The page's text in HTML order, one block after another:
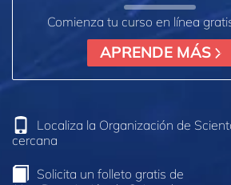
Comienza tu curso en línea
APRENDE MÁS
Localiza la Organización de
cercana
Solicita un folleto gratis de